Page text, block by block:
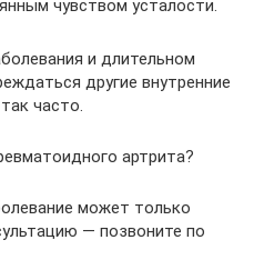
чувством усталости.
и длительном
другие внутренние
часто.
артрита?
может только
— позвоните по